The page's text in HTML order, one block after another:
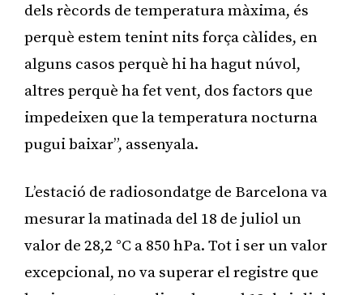
dels rècords de temperatura màxima, és
perquè estem tenint nits força càlides, en
alguns casos perquè hi ha hagut núvol,
altres perquè ha fet vent, dos factors que
impedeixen que la temperatura nocturna
pugui baixar”, assenyala.
L’estació de radiosondatge de Barcelona va
mesurar la matinada del 18 de juliol un
valor de 28,2 °C a 850 hPa. Tot i ser un valor
excepcional, no va superar el registre que